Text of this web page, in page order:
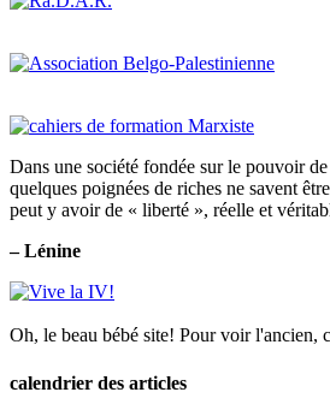
Dans une société fondée sur le pouvoir
quelques poignées de riches ne savent
peut y avoir de « liberté », réelle et
– Lénine
Oh, le beau bébé site! Pour voir l'ancien,
calendrier des articles